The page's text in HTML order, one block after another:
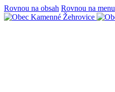
Rovnou na obsah Rovnou na menu